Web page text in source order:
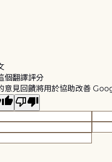
個翻譯評分
意見回饋將用於協助改善